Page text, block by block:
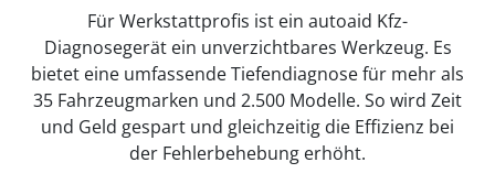
Für Werkstattprofis ist ein autoaid Kfz-
Diagnosegerät ein unverzichtbares Werkzeug. Es
bietet eine umfassende Tiefendiagnose für mehr als
35 Fahrzeugmarken und 2.500 Modelle. So wird Zeit
und Geld gespart und gleichzeitig die Effizienz bei
der Fehlerbehebung erhöht.